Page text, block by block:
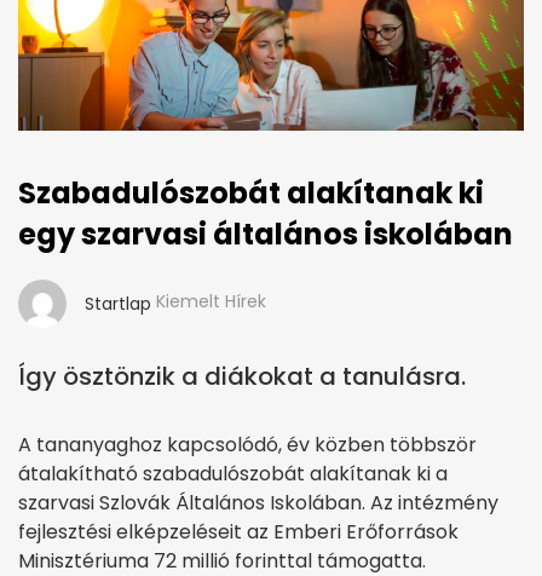
Szabadulószobát alakítanak ki
egy szarvasi általános iskolában
Startlap Kiemelt Hírek
Így ösztönzik a diákokat a tanulásra.
A tananyaghoz kapcsolódó, év közben többször
átalakítható szabadulószobát alakítanak ki a
szarvasi Szlovák Általános Iskolában. Az intézmény
fejlesztési elképzeléseit az Emberi Erőforrások
Minisztériuma 72 millió forinttal támogatta.